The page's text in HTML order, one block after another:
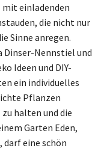
mit einladenden
die nicht nur
Sinne anregen.
Dinser-Nennstiel und
Ideen und DIY-
ein individuelles
Pflanzen
halten und die
Garten Eden,
eine schön